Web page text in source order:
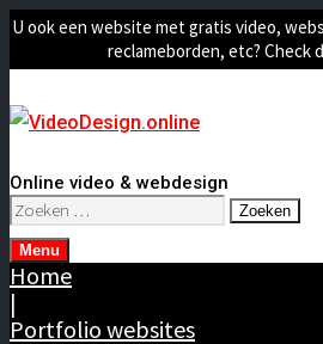
U ook een website met gratis video,
reclameborden, etc? Check
Online video & webdesign
Zoeken
naar:
Menu
Home
|
Portfolio websites